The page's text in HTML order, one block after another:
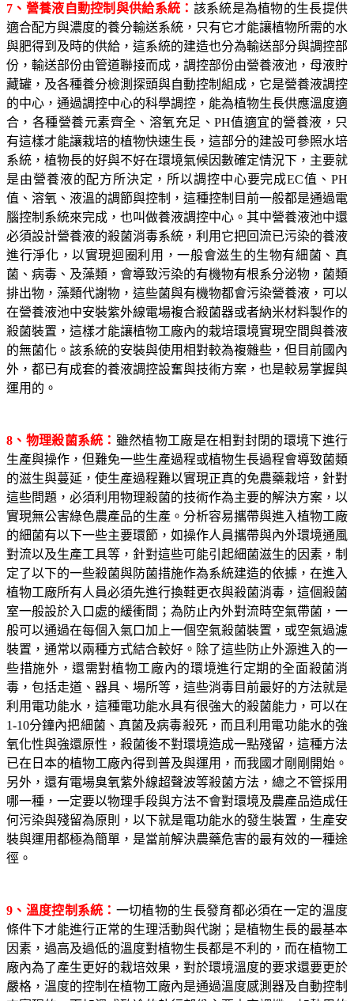
7 、營養液自動控制與供給系統： 該系統是為植物的生長提供
適合配方與濃度的養分輸送系統，只有它才能讓植物所需的水
與肥得到及時的供給，這系統的建造也分為輸送部分與調控部
份，輸送部份由管道聯接而成，調控部份由營養液池，母液貯
藏罐，及各種養分檢測探頭與自動控制組成，它是營養液調控
的中心，通過調控中心的科學調控，能為植物生長供應溫度適
合，各種營養元素齊全、溶氧充足、PH值適宜的營養液，只
有這樣才能讓栽培的植物快速生長，這部分的建設可參照水培
系統，植物長的好與不好在環境氣候因數確定情況下，主要就
是由營養液的配方所決定，所以調控中心要完成EC值、 PH
值、溶氧、液溫的調節與控制，這種控制目前一般都是通過電
腦控制系統來完成，也叫做養液調控中心。其中營養液池中還
必須設計營養液的殺菌消毒系統，利用它把回流已污染的養液
進行淨化，以實現迴圈利用，一般會滋生的生物有細菌、真
菌、病毒、及藻類，會導致污染的有機物有根系分泌物，菌類
排出物，藻類代謝物，這些菌與有機物都會污染營養液，可以
在營養液池中安裝紫外線電場複合殺菌器或者納米材料製作的
殺菌裝置，這樣才能讓植物工廠內的栽培環境實現空間與養液
的無菌化。該系統的安裝與使用相對較為複雜些，但目前國內
外，都已有成套的養液調控設奮與技術方案，也是較易掌握與
運用的。
8 、物理殺菌系統： 雖然植物工廠是在相對封閉的環境下進行
生產與操作，但難免一些生產過程或植物生長過程會導致菌類
的滋生與蔓延，使生產過程難以實現正真的免農藥栽培，針對
這些問題，必須利用物理殺菌的技術作為主要的解決方案，以
實現無公害綠色農產品的生產。分析容易攜帶與進入植物工廠
的細菌有以下一些主要環節，如操作人員攜帶與內外環境通風
對流以及生產工具等，針對這些可能引起細菌滋生的因素，制
定了以下的一些殺菌與防菌措施作為系統建造的依據，在進入
植物工廠所有人員必須先進行換鞋更衣與殺菌消毒，這個殺菌
室一般設於入口處的緩衝間；為防止內外對流時空氣帶菌，一
般可以通過在每個入氣口加上一個空氣殺菌裝置，或空氣過濾
裝置，通常以兩種方式結合較好。除了這些防止外源進入的一
些措施外，還需對植物工廠內的環境進行定期的全面殺菌消
毒，包括走道、器具、場所等，這些消毒目前最好的方法就是
利用電功能水，這種電功能水具有很強大的殺菌能力，可以在
1-10分鐘內把細菌、真菌及病毒殺死，而且利用電功能水的強
氧化性與強還原性，殺菌後不對環境造成一點殘留，這種方法
已在日本的植物工廠內得到普及與運用，而我國才剛剛開始。
另外，還有電場臭氧紫外線超聲波等殺菌方法，總之不管採用
哪一種，一定要以物理手段與方法不會對環境及農產品造成任
何污染與殘留為原則，以下就是電功能水的發生裝置，生產安
裝與運用都極為簡單，是當前解決農藥危害的最有效的一種途
徑。
9 、溫度控制系統： 一切植物的生長發育都必須在一定的溫度
條件下才能進行正常的生理活動與代謝；是植物生長的最基本
因素，過高及過低的溫度對植物生長都是不利的，而在植物工
廠內為了產生更好的栽培效果，對於環境溫度的要求還要更於
嚴格，溫度的控制在植物工廠內是通過溫度感測器及自動控制